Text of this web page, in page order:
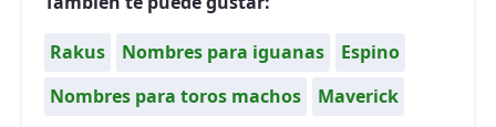
Rakus Nombres para iguanas
Espino
Nombres para toros machos
Maverick